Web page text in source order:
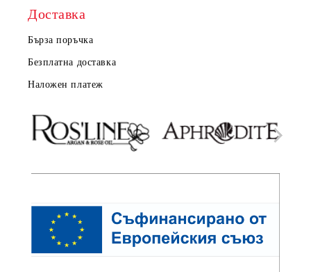
Доставка
Бърза поръчка
Безплатна доставка
Наложен платеж